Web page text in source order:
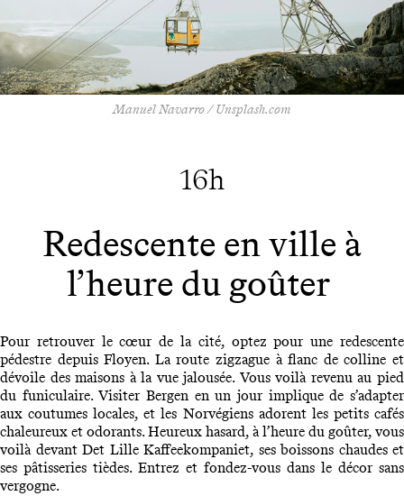
Manuel Navarro / Unsplash.com
16h
Redescente en ville à
l’heure du goûter
Pour retrouver le cœur de la cité, optez pour une redescente
pédestre depuis Floyen. La route zigzague à flanc de colline et
dévoile des maisons à la vue jalousée. Vous voilà revenu au pied
du funiculaire. Visiter Bergen en un jour implique de s’adapter
aux coutumes locales, et les Norvégiens adorent les petits cafés
chaleureux et odorants. Heureux hasard, à l’heure du goûter, vous
voilà devant Det Lille Kaffeekompaniet, ses boissons chaudes et
ses pâtisseries tièdes. Entrez et fondez-vous dans le décor sans
vergogne.